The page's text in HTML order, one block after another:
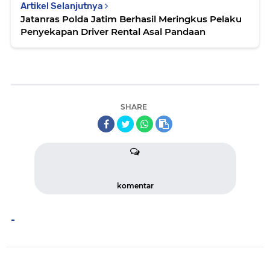
Artikel Selanjutnya
Jatanras Polda Jatim Berhasil Meringkus Pelaku
Penyekapan Driver Rental Asal Pandaan
SHARE
komentar
-